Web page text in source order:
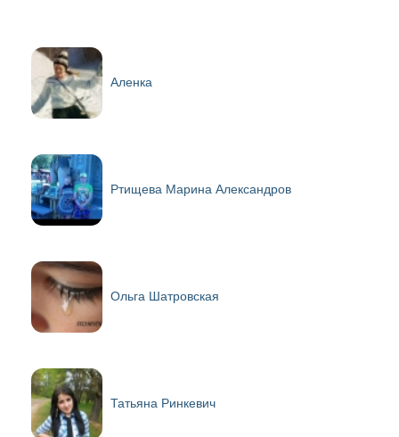
Аленка
Ртищева Марина Александров
Ольга Шатровская
Татьяна Ринкевич